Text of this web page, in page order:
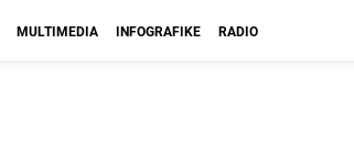
MULTIMEDIA INFOGRAFIKE RADIO